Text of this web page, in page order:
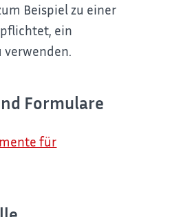
Beispiel zu einer
ein
verwenden.
Formulare
für